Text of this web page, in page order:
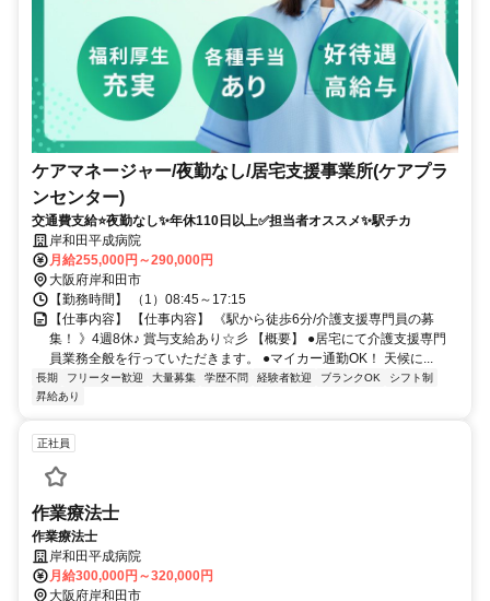
ケアマネージャー/夜勤なし/居宅支援事業所(ケアプラ
ンセンター)
交通費支給⭐️夜勤なし✨年休110日以上✅️担当者オススメ✨駅チカ
岸和田平成病院
月給255,000円～290,000円
大阪府岸和田市
【勤務時間】 （1）08:45～17:15
【仕事内容】 【仕事内容】 《駅から徒歩6分/介護支援専門員の募
集！ 》4週8休♪ 賞与支給あり☆彡 【概要】 ●居宅にて介護支援専門
員業務全般を行っていただきます。 ●マイカー通勤OK！ 天候に...
長期 フリーター歓迎 大量募集 学歴不問 経験者歓迎 ブランクOK
シフト制
昇給あり
正社員
作業療法士
作業療法士
岸和田平成病院
月給300,000円～320,000円
大阪府岸和田市